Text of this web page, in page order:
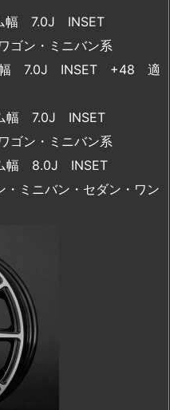
幅 7.0J INSET
ン・ミニバン系
幅 7.0J INSET +48 適
幅 7.0J INSET
ン・ミニバン系
幅 8.0J INSET
ミニバン・セダン・ワン